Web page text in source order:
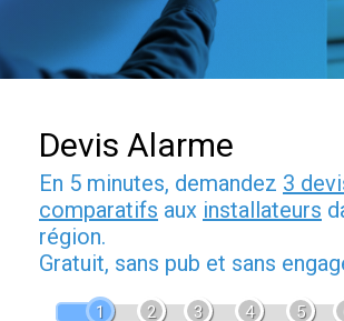
Devis Alarme
En 5 minutes, demandez 3
comparatifs aux installateurs
région.
Gratuit, sans pub et sans
1 2 3 4 5